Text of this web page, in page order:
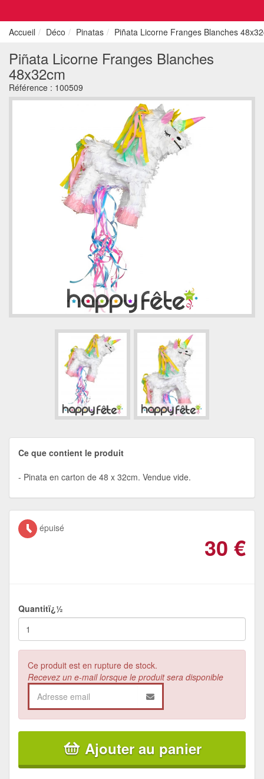
Accueil Déco Pinatas Piñata Licorne Franges Blanches
Piñata Licorne Franges Blanches
48x32cm
Référence : 100509
Ce que contient le produit
Pinata en carton de 48 x 32cm. Vendue vide.
épuisé
30 €
Quantitï¿½
Ce produit est en rupture de stock.
Recevez un e-mail lorsque le produit sera disponible
Ajouter au panier